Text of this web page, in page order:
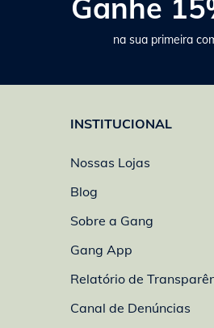
Ganhe
na sua primeira
INSTITUCIONAL
Nossas Lojas
Blog
Sobre a Gang
Gang App
Relatório de
Canal de Denúncias